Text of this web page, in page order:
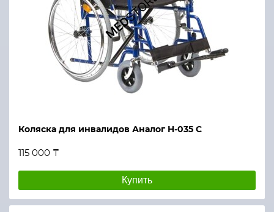
Коляска для инвалидов Аналог H-035 C
115 000 ₸
Купить